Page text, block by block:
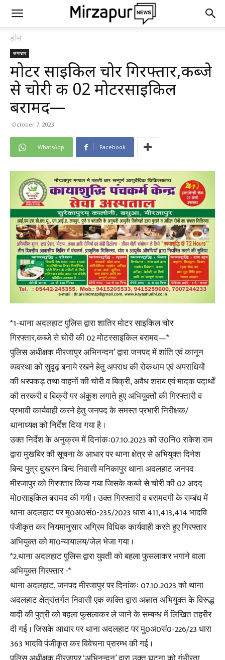
होम
समाचार
मोटर साइकिल चोर गिरफ्तार,कब्जे
से चोरी की 02 मोटरसाइकिल
बरामद—
October 7, 2023
WhatsApp Facebook
*1-थाना अदलहाट पुलिस द्वारा शातिर मोटर साइकिल चोर
गिरफ्तार,कब्जे से चोरी की 02 मोटरसाइकिल बरामद—*
पुलिस अधीक्षक मीरजापुर अभिनन्दन’ द्वारा जनपद में शांति एवं कानून
व्यवस्था को सुदृढ़ बनाये रखने हेतु अपराध की रोकथाम एवं अपराधियों
की धरपकड़ तथा वाहनों की चोरी व बिक्री, अवैध शराब एवं मादक पदार्थों
की तस्करी व बिक्री पर अंकुश लगाते हुए अभियुक्तों की गिरफ्तारी व
प्रभावी कार्यवाही करने हेतु जनपद के समस्त प्रभारी निरीक्षक/
थानाध्यक्ष को निर्देश दिया गया है ।
उक्त निर्देश के अनुक्रम में दिनांकः07.10.2023 को उ0नि0 राकेश राम
द्वारा मुखबिर की सूचना के आधार पर थाना क्षेत्र से अभियुक्त दिनेश
बिन्द पुत्र दुखरन बिन्द निवासी मनिकापुर थाना अदलहाट जनपद
मीरजापुर को गिरफ्तार किया गया जिसके कब्जे से चोरी की 02 अदद
मो0साइकिल बरामद की गयी । उक्त गिरफ्तारी व बरामदगी के सम्बंध में
थाना अदलहाट पर मु0अ0सं0-235/2023 धारा 411,413,414 भादवि
पंजीकृत कर नियमानुसार अग्रिम विधिक कार्यवाही करते हुए गिरफ्तार
अभियुक्त को मा0न्यायालय/जेल भेजा गया ।
*2.थाना अदलहाट पुलिस द्वारा युवती को बहला फुसलाकर भगाने वाला
अभियुक्त गिरफ्तार -*
थाना अदलहाट, जनपद मीरजापुर पर दिनांकः 07.10.2023 को थाना
अदलहाट क्षेत्रांतर्गत निवासी एक व्यक्ति द्वारा अज्ञात अभियुक्त के विरूद्ध
वादी की पुत्री को बहला फुसलाकर ले जाने के सम्बन्ध में लिखित तहरीर
दी गई । जिसके आधार पर थाना अदलहाट पर मु0अ0सं0-226/23 धारा
363 भादवि पंजीकृत कर विवेचना प्रारम्भ की गई ।